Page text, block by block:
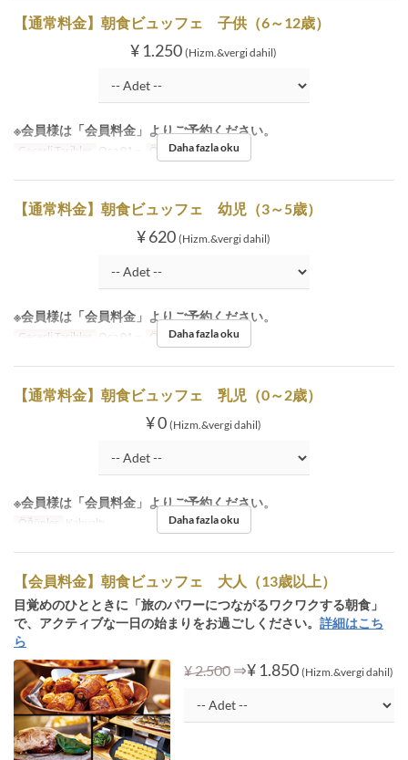
【通常料金】朝食ビュッフェ 子供（6～12歳）
¥ 1.250 (Hizm.&vergi dahil)
※会員様は「会員料金」よりご予約ください。
Geçerli Tarihler Oca 01 ~ Öğünler Kahvaltı
Daha fazla oku
【通常料金】朝食ビュッフェ 幼児（3～5歳）
¥ 620 (Hizm.&vergi dahil)
※会員様は「会員料金」よりご予約ください。
Geçerli Tarihler Oca 01 ~ Öğünler Kahvaltı
Daha fazla oku
【通常料金】朝食ビュッフェ 乳児（0～2歳）
¥ 0 (Hizm.&vergi dahil)
※会員様は「会員料金」よりご予約ください。
Öğünler Kahvaltı Daha fazla oku
【会員料金】朝食ビュッフェ 大人（13歳以上）
目覚めのひとときに「旅のパワーにつながるワクワクする朝食」
で、アクティブな一日の始まりをお過ごしください。 詳細はこち
ら
¥ 2.500 ⇒¥ 1.850 (Hizm.&vergi dahil)